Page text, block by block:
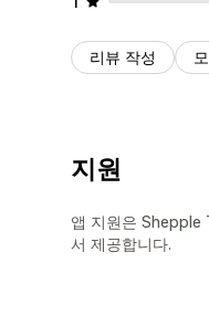
리뷰 작성
지원
앱 지원은
서 제공합니다.